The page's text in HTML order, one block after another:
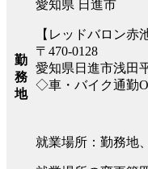
勤
務
地
愛知県 日進市
【レッドバロン赤
〒470-0128
愛知県日進市浅田
◇車・バイク通勤
就業場所：勤務地